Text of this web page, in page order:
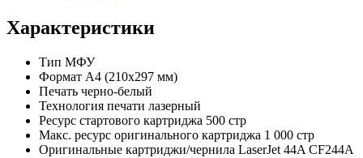
Характеристики
Тип МФУ
Формат A4 (210x297 мм)
Печать черно-белый
Технология печати лазерный
Ресурс стартового картриджа 500 стр
Макс. ресурс оригинального картриджа 1 000 стр
Оригинальные картриджи/чернила LaserJet 44A CF244A